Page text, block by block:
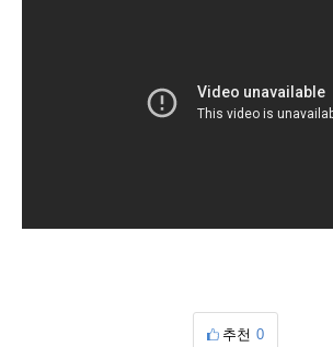
추천 0